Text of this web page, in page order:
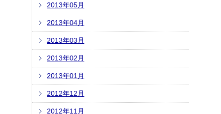
2013年05月
2013年04月
2013年03月
2013年02月
2013年01月
2012年12月
2012年11月